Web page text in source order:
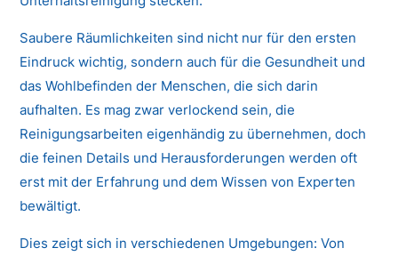
Saubere Räumlichkeiten sind nicht nur für den ersten
Eindruck wichtig, sondern auch für die Gesundheit und
das Wohlbefinden der Menschen, die sich darin
aufhalten. Es mag zwar verlockend sein, die
Reinigungsarbeiten eigenhändig zu übernehmen, doch
die feinen Details und Herausforderungen werden oft
erst mit der Erfahrung und dem Wissen von Experten
bewältigt.
Dies zeigt sich in verschiedenen Umgebungen: Von